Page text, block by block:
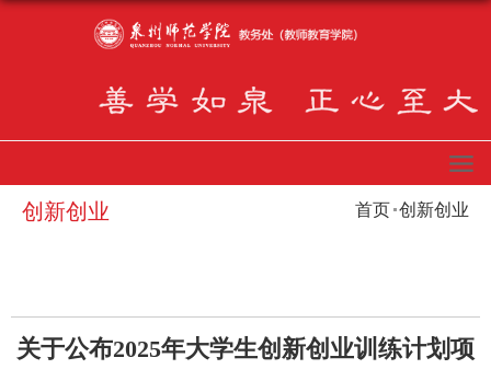
首页 创新创业
创新创业
关于公布2025年大学生创新创业训练计划项